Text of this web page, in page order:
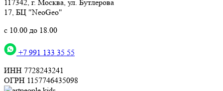
117342, г. Москва, ул. Бутлерова
17, БЦ "NeoGeo"
с 10.00 до 18.00
+7 991 133 35 55
ИНН 7728243241
ОГРН 1157746435098